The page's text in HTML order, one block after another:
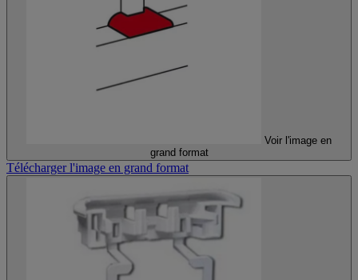
Voir l'image en
grand format
Télécharger l'image en grand format